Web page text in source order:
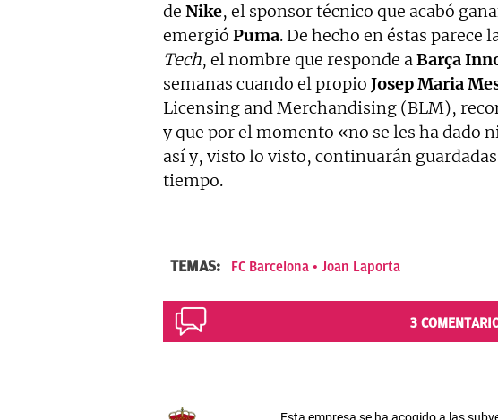
de Nike, el sponsor técnico que acabó
emergió Puma. De hecho en éstas parece
Tech, el nombre que responde aBarça
semanas cuando el propio JosepMaria
Licensing and Merchandising (BLM),
y que por el momento «no se les ha dado
así y, visto lo visto, continuarán
tiempo.
TEMAS: FC Barcelona Joan Laporta
3